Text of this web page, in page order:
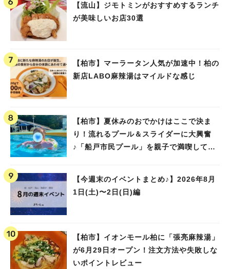
【流山】ジモトミンがおすすめするランチ
が美味しいお店30選
【柏市】マーラータン人気が加速中！柏の
新店LABO麻辣湯はマイルドな感じ
【柏市】夏休みのおでかけはここで決ま
り！流れるプール＆スライダーに大興奮
♪「船戸市民プール」を親子で満喫してき
【今週末のイベントまとめ♪】2026年8月
1日(土)〜2日(日)編
【柏市】イオンモール柏に「張亮麻辣湯」
が6月29日オープン！注文方法や失敗しな
いポイントレビュー